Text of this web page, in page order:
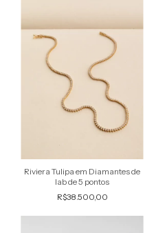
Riviera Tulipa em Diamantes de
lab de 5 pontos
R$38.500,00